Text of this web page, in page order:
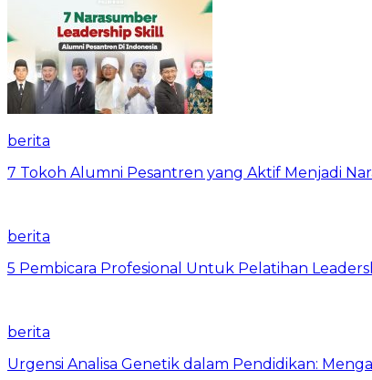
berita
7 Tokoh Alumni Pesantren yang Aktif Menjadi
berita
5 Pembicara Profesional Untuk Pelatihan
berita
Urgensi Analisa Genetik dalam Pendidikan: